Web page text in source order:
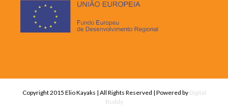
Copyright 2015 Elio Kayaks | All Rights Reserved | Powered by Digital
Buddy